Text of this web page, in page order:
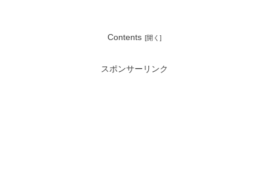
Contents
スポンサーリンク